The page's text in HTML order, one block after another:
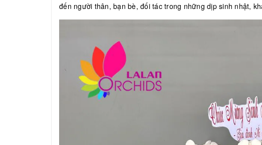
đến người thân, bạn bè, đối tác trong những dịp sinh nhật,